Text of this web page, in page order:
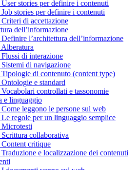
stories per definire i contenuti
stories per definire i contenuti
di accettazione
dell’informazione
l’architettura dell’informazione
di interazione
di navigazione
di contenuto (content type)
e standard
controllati e tassonomie
e linguaggio
leggono le persone sul web
regole per un linguaggio semplice
collaborativa
critique
e localizzazione dei contenuti